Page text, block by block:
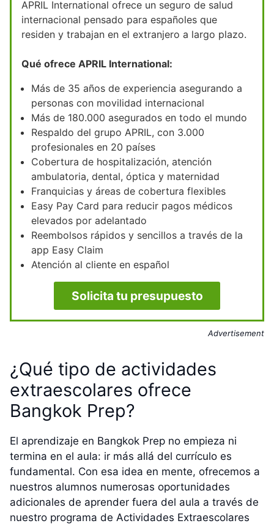
APRIL International ofrece un seguro de salud
internacional pensado para españoles que
residen y trabajan en el extranjero a largo plazo.
Qué ofrece APRIL International:
Más de 35 años de experiencia asegurando a
personas con movilidad internacional
Más de 180.000 asegurados en todo el mundo
Respaldo del grupo APRIL, con 3.000
profesionales en 20 países
Cobertura de hospitalización, atención
ambulatoria, dental, óptica y maternidad
Franquicias y áreas de cobertura flexibles
Easy Pay Card para reducir pagos médicos
elevados por adelantado
Reembolsos rápidos y sencillos a través de la
app Easy Claim
Atención al cliente en español
Solicita tu presupuesto
Advertisement
¿Qué tipo de actividades
extraescolares ofrece
Bangkok Prep?
El aprendizaje en Bangkok Prep no empieza ni
termina en el aula: ir más allá del currículo es
fundamental. Con esa idea en mente, ofrecemos a
nuestros alumnos numerosas oportunidades
adicionales de aprender fuera del aula a través de
nuestro programa de Actividades Extraescolares